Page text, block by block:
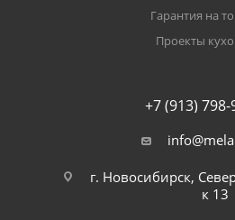
Гарантия на
Проекты
+7 (913) 798-
г. Новосибирск,
к 13